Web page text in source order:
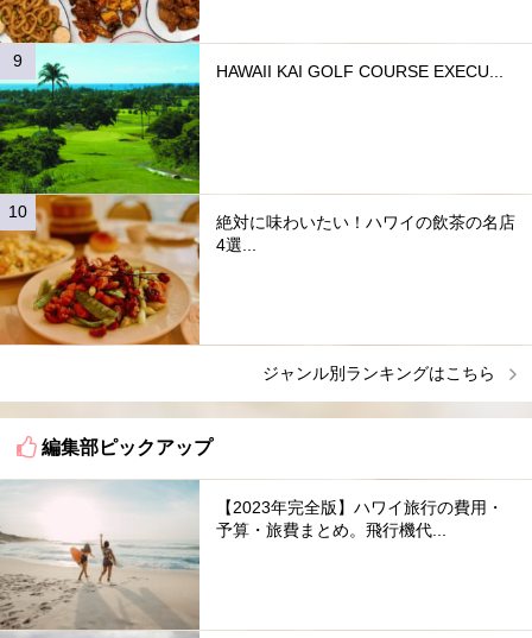
HAWAII KAI GOLF COURSE EXECU...
絶対に味わいたい！ハワイの飲茶の名店
4選...
ジャンル別ランキングはこちら
編集部ピックアップ
【2023年完全版】ハワイ旅行の費用・
予算・旅費まとめ。飛行機代...